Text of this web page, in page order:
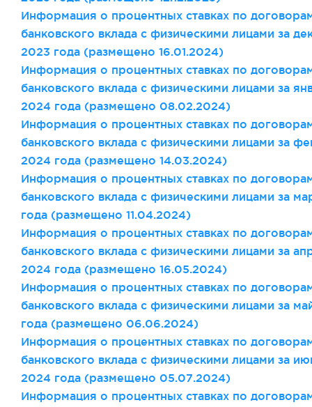
Информация о процентных ставках по
банковского вклада с физическими лицами за
2023 года (размещено 16.01.2024)
Информация о процентных ставках по
банковского вклада с физическими лицами за
2024 года (размещено 08.02.2024)
Информация о процентных ставках по
банковского вклада с физическими лицами за
2024 года (размещено 14.03.2024)
Информация о процентных ставках по
банковского вклада с физическими лицами за
года (размещено 11.04.2024)
Информация о процентных ставках по
банковского вклада с физическими лицами за
2024 года (размещено 16.05.2024)
Информация о процентных ставках по
банковского вклада с физическими лицами за
года (размещено 06.06.2024)
Информация о процентных ставках по
банковского вклада с физическими лицами за
2024 года (размещено 05.07.2024)
Информация о процентных ставках по